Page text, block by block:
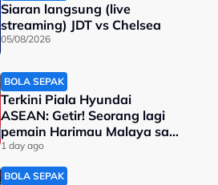
Siaran langsung (live
streaming) JDT vs Chelsea
05/08/2026
BOLA SEPAK
Terkini Piala Hyundai
ASEAN: Getir! Seorang lagi
pemain Harimau Malaya sah
terkeluar
1 day ago
BOLA SEPAK